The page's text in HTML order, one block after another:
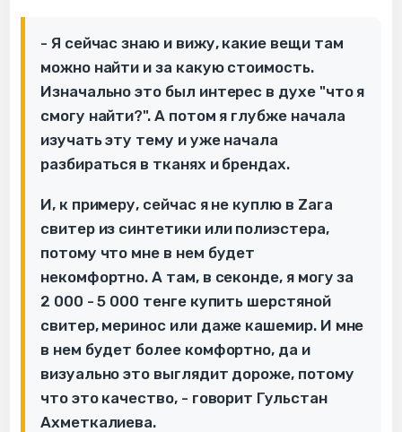
- Я сейчас знаю и вижу, какие вещи там
можно найти и за какую стоимость.
Изначально это был интерес в духе "что я
смогу найти?". А потом я глубже начала
изучать эту тему и уже начала
разбираться в тканях и брендах.
И, к примеру, сейчас я не куплю в Zara
свитер из синтетики или полиэстера,
потому что мне в нем будет
некомфортно. А там, в секонде, я могу за
2 000 - 5 000 тенге купить шерстяной
свитер, меринос или даже кашемир. И мне
в нем будет более комфортно, да и
визуально это выглядит дороже, потому
что это качество, - говорит Гульстан
Ахметкалиева.